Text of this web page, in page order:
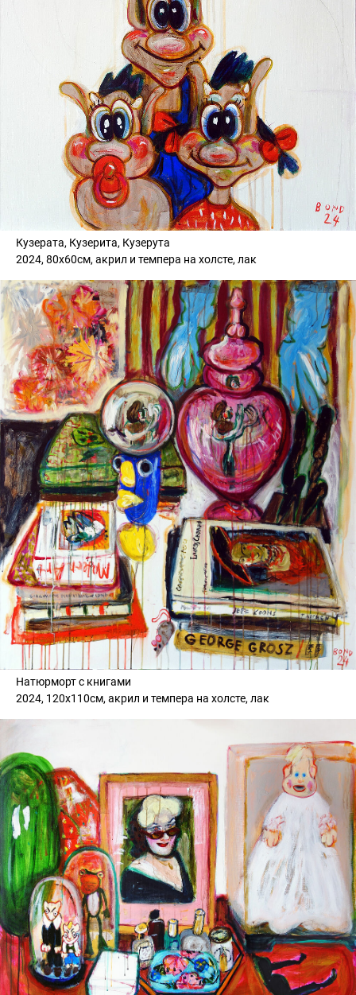
Кузерата, Кузерита, Кузерута
2024, 80х60см, акрил и темпера на холсте, лак
Натюрморт с книгами
2024, 120х110см, акрил и темпера на холсте, лак